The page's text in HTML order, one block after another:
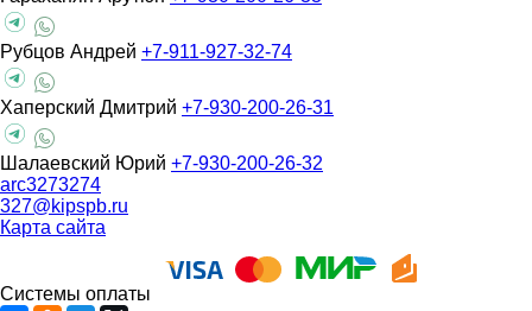
Рубцов Андрей +7-911-927-32-74
Хаперский Дмитрий +7-930-200-26-31
Шалаевский Юрий +7-930-200-26-32
arc3273274
327@kipspb.ru
Карта сайта
Системы оплаты